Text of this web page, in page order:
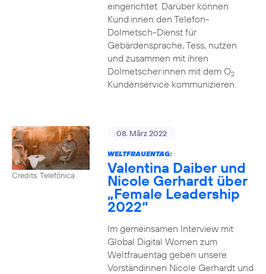
eingerichtet. Darüber können
Kund:innen den Telefon-
Dolmetsch-Dienst für
Gebärdensprache, Tess, nutzen
und zusammen mit ihren
Dolmetscher:innen mit dem O2
Kundenservice kommunizieren.
Credits: Telefónica
08. März 2022
WELTFRAUENTAG:
Valentina Daiber und
Nicole Gerhardt über
„Female Leadership
2022“
Im gemeinsamen Interview mit
Global Digital Women zum
Weltfrauentag geben unsere
Vorständinnen Nicole Gerhardt und